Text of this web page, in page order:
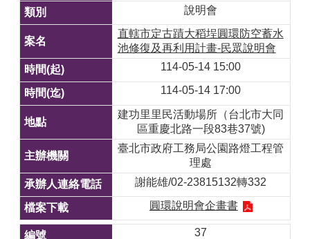
說明會
直轄市定古蹟大稻埕圓環防空蓄水
池修復及再利用計畫-民眾說明會
114-05-14 15:00
114-05-14 17:00
建功里里民活動場所（台北市大同
區重慶北路一段83巷37號)
臺北市政府工務局公園路燈工程管
理處
謝能雄/02-23815132轉332
圓環說明會企畫書
37